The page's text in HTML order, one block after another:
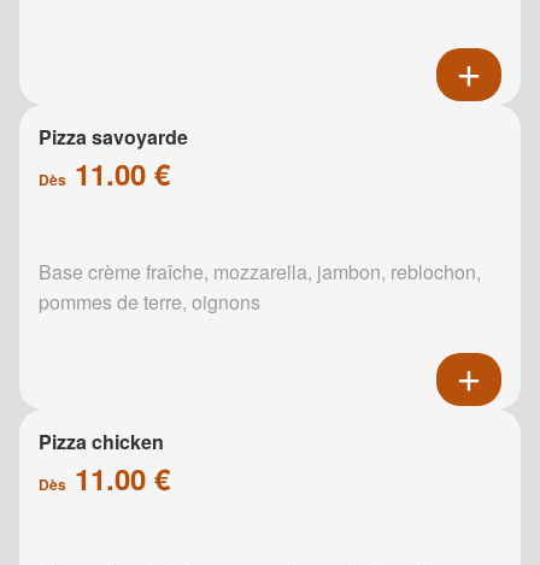
Pizza savoyarde
Dès 11.00 €
Base crème fraîche, mozzarella, jambon, reblochon,
pommes de terre, oignons
Pizza chicken
Dès 11.00 €